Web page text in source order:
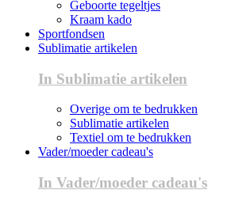
Geboorte tegeltjes
Kraam kado
Sportfondsen
Sublimatie artikelen
In Sublimatie artikelen
Overige om te bedrukken
Sublimatie artikelen
Textiel om te bedrukken
Vader/moeder cadeau's
In Vader/moeder cadeau's